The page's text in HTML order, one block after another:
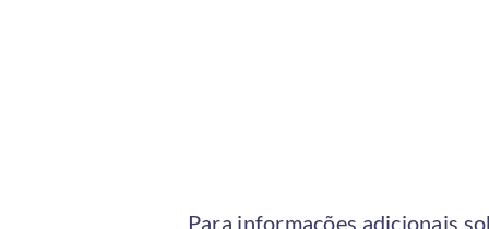
Para informações adicionais